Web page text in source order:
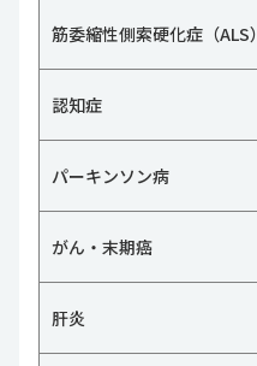
筋委縮性側索硬化症（ALS）
認知症
パーキンソン病
がん・末期癌
肝炎